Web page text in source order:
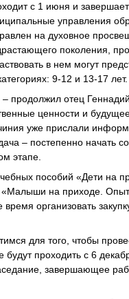
с 1 июня и
управления
на духовное
поколения,
в нем могут
9-12 и 13-17 лет.
продолжил отец
ценности и
уже прислали
– постепенно начать
этапе.
пособий «Дети на
«Малыши на приходе.
организовать
для того, чтобы
будут проходить с 6
завершающее